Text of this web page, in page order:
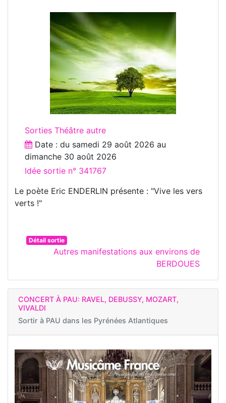
Sorties Théâtre autre
Date : du samedi 29 août 2026 au
dimanche 30 août 2026
Idée sortie n° 341767
Le poète Eric ENDERLIN présente : "Vive les vers
verts !"
Détail sortie
Autres manifestations aux environs de
BERDOUES
CONCERT À PAU: RAVEL, DEBUSSY, MOZART,
VIVALDI
Sortir à PAU dans les Pyrénées Atlantiques